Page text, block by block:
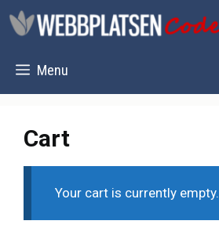
Skip
to
Menu
Cart
Your cart is currently empty.